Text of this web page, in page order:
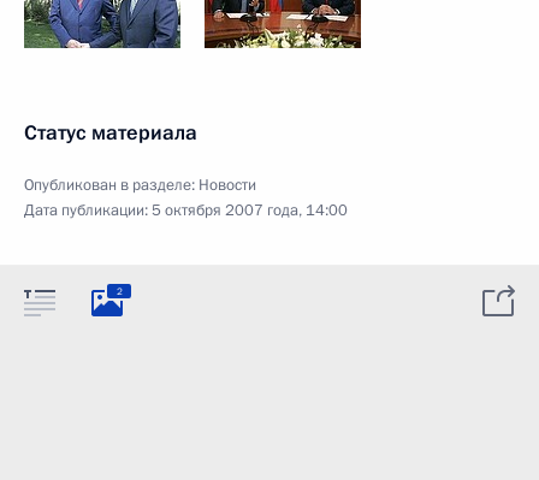
Статус материала
Опубликован в разделе: Новости
Дата публикации:5 октября 2007 года, 14:00
2